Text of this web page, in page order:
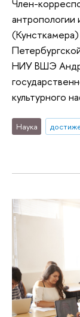
Член-
антропологии
НИУ ВШЭ
культурного
Наука